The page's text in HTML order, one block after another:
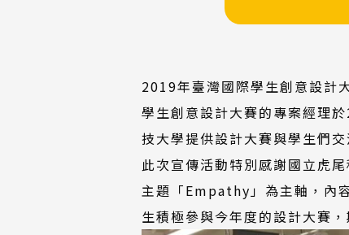
2019年臺灣國際學生創意設計
學生創意設計大賽的專案經理
技大學提供設計大賽與學生們
此次宣傳活動特別感謝國立虎
主題「Empathy」為主軸，內
生積極參與今年度的設計大賽